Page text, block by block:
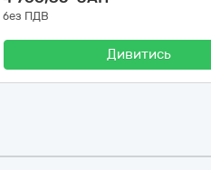
без ПДВ
Дивитись